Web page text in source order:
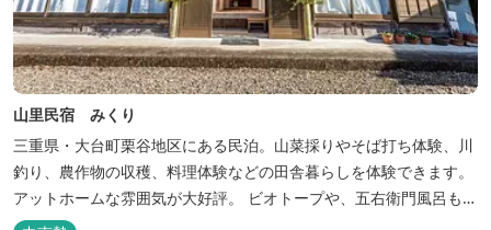
山里民宿 みくり
三重県・大台町栗谷地区にある民泊。山菜採りやそば打ち体験、川
釣り、農作物の収穫、料理体験などの田舎暮らしを体験できます。
アットホームな雰囲気が大好評。 ビオトープや、五右衛門風呂も楽
しめます。6月はホタル観賞が人気。 夜になると周囲は真っ暗。都